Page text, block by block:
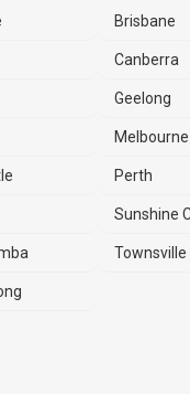
Brisbane
Canberra
Geelong
Melbourne
Perth
Sunshine
Townsville